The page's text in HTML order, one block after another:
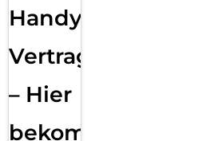
Handy
Vertragsabwicklung
– Hier
bekommst